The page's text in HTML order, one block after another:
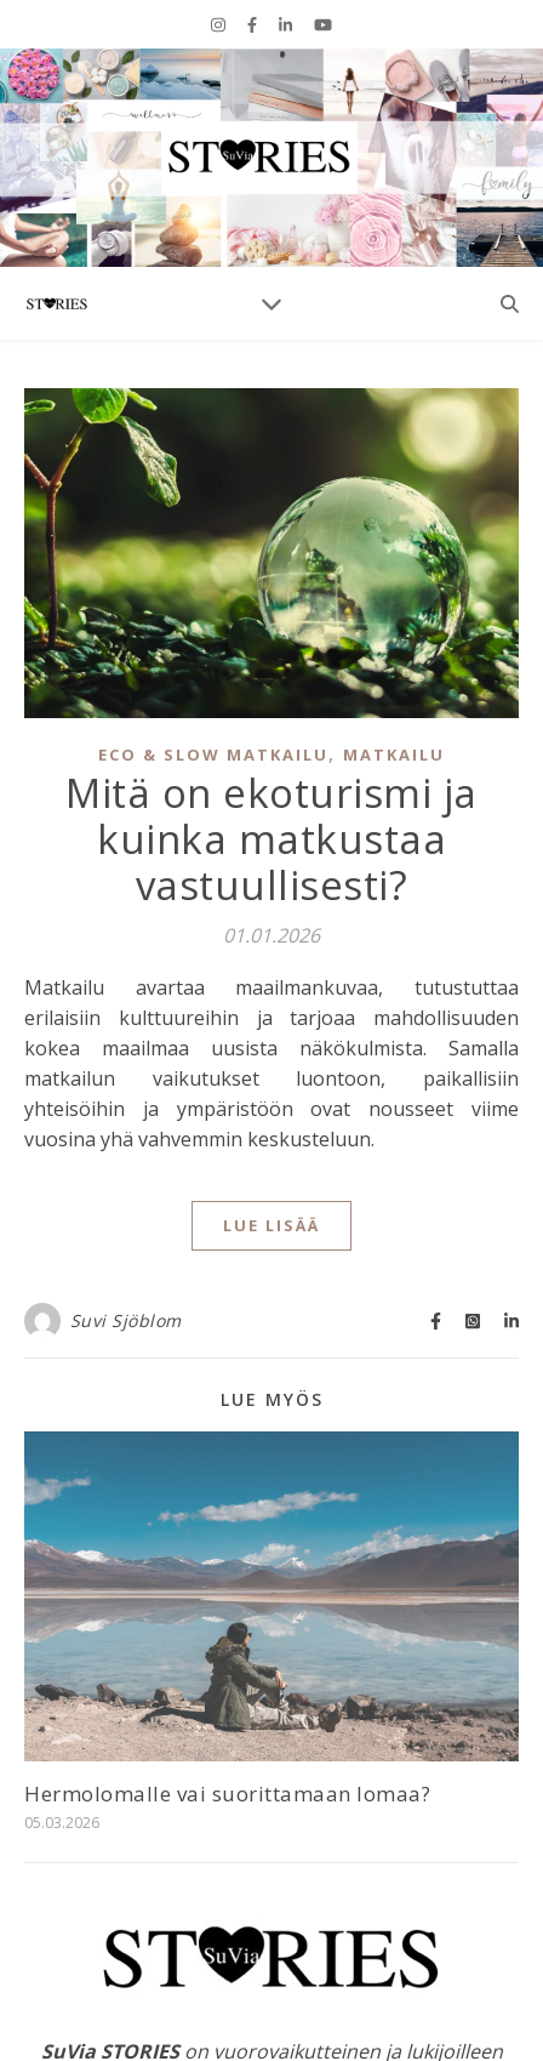
ECO & SLOW MATKAILU , MATKAILU
Mitä on ekoturismi ja
kuinka matkustaa
vastuullisesti?
01.01.2026
Matkailu avartaa maailmankuvaa, tutustuttaa
erilaisiin kulttuureihin ja tarjoaa mahdollisuuden
kokea maailmaa uusista näkökulmista. Samalla
matkailun vaikutukset luontoon, paikallisiin
yhteisöihin ja ympäristöön ovat nousseet viime
vuosina yhä vahvemmin keskusteluun.
LUE LISÄÄ
Suvi Sjöblom
LUE MYÖS
Hermolomalle vai suorittamaan lomaa?
05.03.2026
SuVia STORIESon vuorovaikutteinen ja lukijoilleen